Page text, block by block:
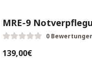
MRE-9
0
139,00€